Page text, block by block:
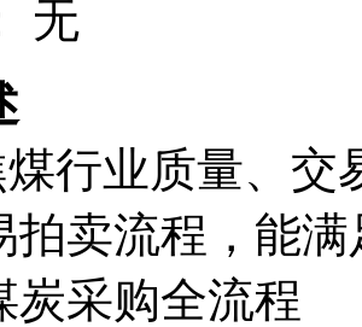
无
行业质量、
拍卖流程，能
炭采购全流程